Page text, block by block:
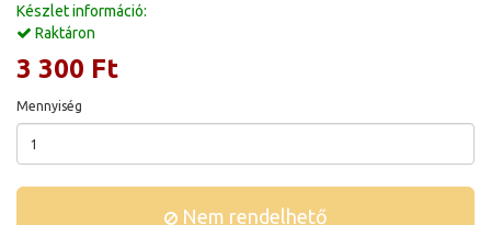
Készlet információ:
Raktáron
3 300 Ft
Mennyiség
Nem rendelhető